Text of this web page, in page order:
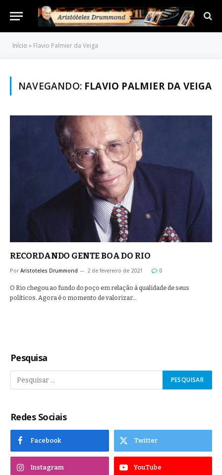
Início » Flavio Palmier da Veiga
NAVEGANDO: FLAVIO PALMIER DA VEIGA
RECORDANDO GENTE BOA DO RIO
Por Aristoteles Drummond 2 de fevereiro de 2021 0
O Rio chegou ao fundo do poço em relação à qualidade de seus
políticos. Agora é o momento de valorizar…
Pesquisa
Redes Sociais
Facebook Twitter
Instagram YouTube